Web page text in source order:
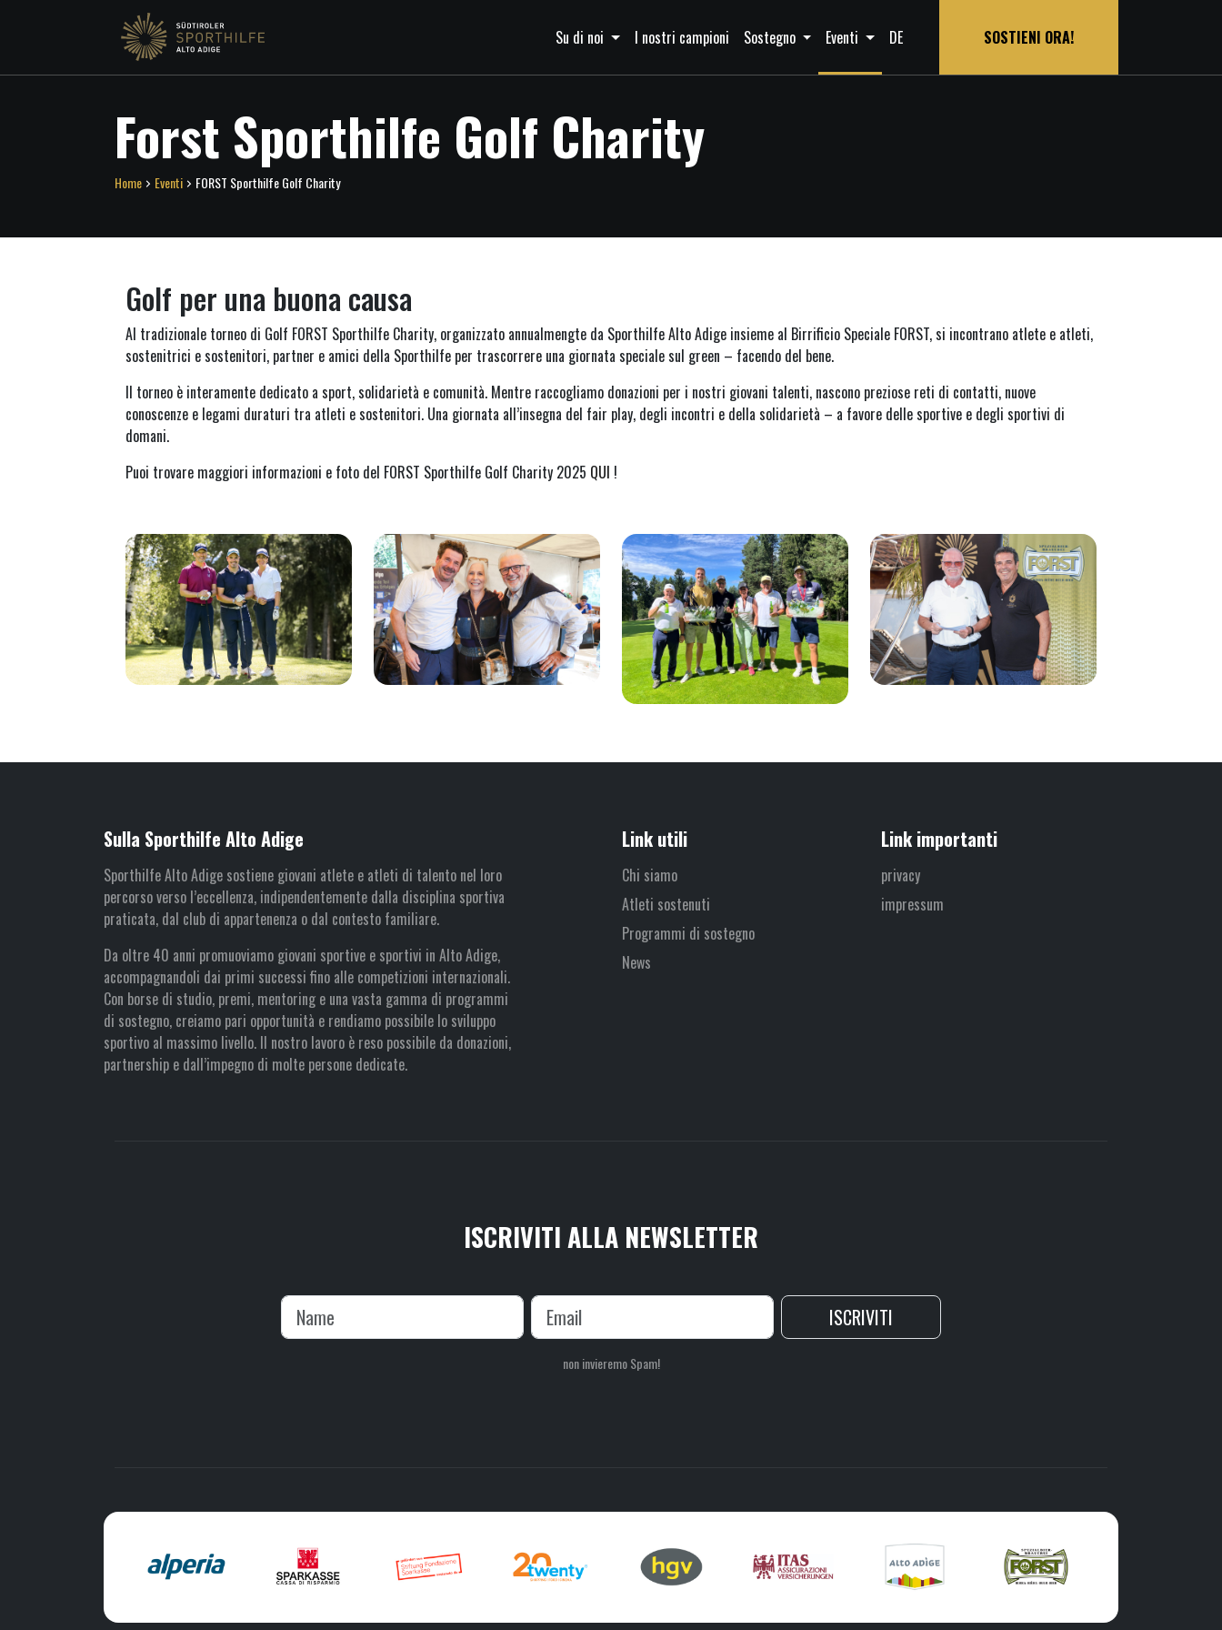
Su di noi I nostri campioni Sostegno Eventi DE SOSTIENI ORA!
Forst Sporthilfe Golf Charity
Home Eventi FORST Sporthilfe Golf Charity
Golf per una buona causa
Al tradizionale torneo di Golf FORST Sporthilfe Charity, organizzato annualmengte da Sporthilfe Alto Adige insieme al Birrificio Speciale FORST, si incontrano atlete e atleti,
sostenitrici e sostenitori, partner e amici della Sporthilfe per trascorrere una giornata speciale sul green – facendo del bene.
Il torneo è interamente dedicato a sport, solidarietà e comunità. Mentre raccogliamo donazioni per i nostri giovani talenti, nascono preziose reti di contatti, nuove
conoscenze e legami duraturi tra atleti e sostenitori. Una giornata all’insegna del fair play, degli incontri e della solidarietà – a favore delle sportive e degli sportivi di
domani.
Puoi trovare maggiori informazioni e foto del FORST Sporthilfe Golf Charity 2025 QUI !
Sulla Sporthilfe Alto Adige
Sporthilfe Alto Adige sostiene giovani atlete e atleti di talento nel loro
percorso verso l’eccellenza, indipendentemente dalla disciplina sportiva
praticata, dal club di appartenenza o dal contesto familiare.
Da oltre 40 anni promuoviamo giovani sportive e sportivi in Alto Adige,
accompagnandoli dai primi successi fino alle competizioni internazionali.
Con borse di studio, premi, mentoring e una vasta gamma di programmi
di sostegno, creiamo pari opportunità e rendiamo possibile lo sviluppo
sportivo al massimo livello. Il nostro lavoro è reso possibile da donazioni,
partnership e dall’impegno di molte persone dedicate.
Link utili
Chi siamo
Atleti sostenuti
Programmi di sostegno
News
Link importanti
privacy
impressum
ISCRIVITI ALLA NEWSLETTER
ISCRIVITI
non invieremo Spam!